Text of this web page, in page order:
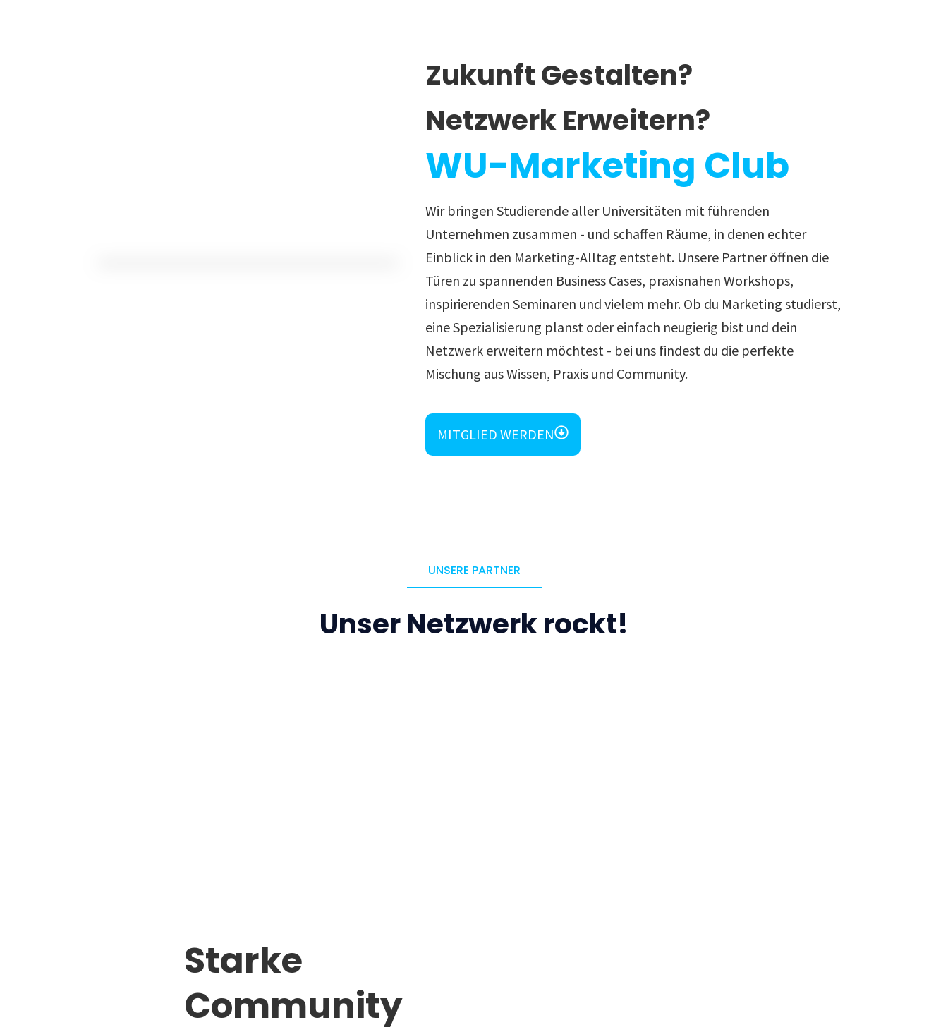
Zukunft Gestalten?
Netzwerk Erweitern?
WU-Marketing Club
Wir bringen Studierende aller Universitäten mit führenden
Unternehmen zusammen - und schaffen Räume, in denen echter
Einblick in den Marketing-Alltag entsteht. Unsere Partner öffnen die
Türen zu spannenden Business Cases, praxisnahen Workshops,
inspirierenden Seminaren und vielem mehr. Ob du Marketing studierst,
eine Spezialisierung planst oder einfach neugierig bist und dein
Netzwerk erweitern möchtest - bei uns findest du die perfekte
Mischung aus Wissen, Praxis und Community.
MITGLIED WERDEN
UNSERE PARTNER
Unser Netzwerk rockt!
Starke
Community